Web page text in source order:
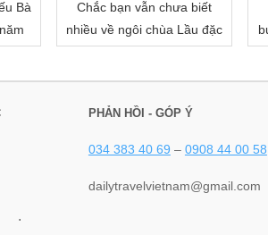
Bà
Chắc bạn vẫn chưa biết
nhiều về ngôi chùa Lầu đặc
PHẢN HỒI - GÓP Ý
034 383 40 69 – 0908 44 00 58
dailytravelvietnam@gmail.com
.